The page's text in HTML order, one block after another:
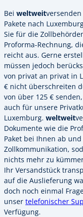
Bei weltweit
Pakete nach
Sie für die
Proforma-Rechnung,
reicht aus. Gerne
müssen jedoch
von privat an privat in
€ nicht überschreiten
von über 125 €
auch für unsere
Luxemburg. weltweit
Dokumente wie die
Paket bei Ihnen ab
Zollkommunikation,
nichts mehr zu
Ihr Versandstück
auf die Auslieferung
doch noch einmal
unser telefonischer
Verfügung.